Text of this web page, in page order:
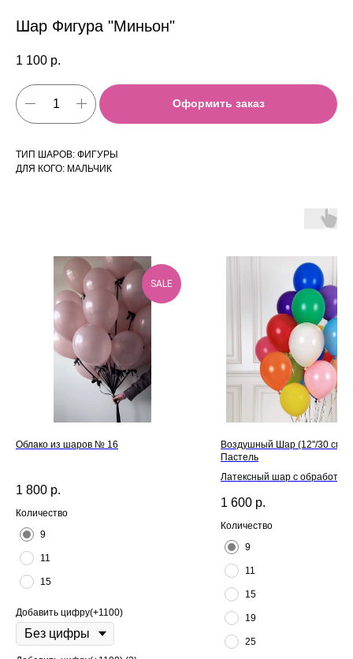
Шар Фигура "Миньон"
1 100 р.
Оформить заказ
ТИП ШАРОВ: ФИГУРЫ
ДЛЯ КОГО: МАЛЬЧИК
SALE
Облако из шаров № 16
1 800 р.
Количество
9
11
15
Добавить цифру(+1100)
Воздушный Шар (12''/30 см)
Пастель
Латексный шар с
1 600 р.
Количество
9
11
15
19
25